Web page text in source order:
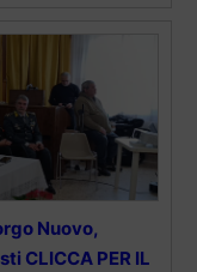
Nuovo,
CLICCA PER IL